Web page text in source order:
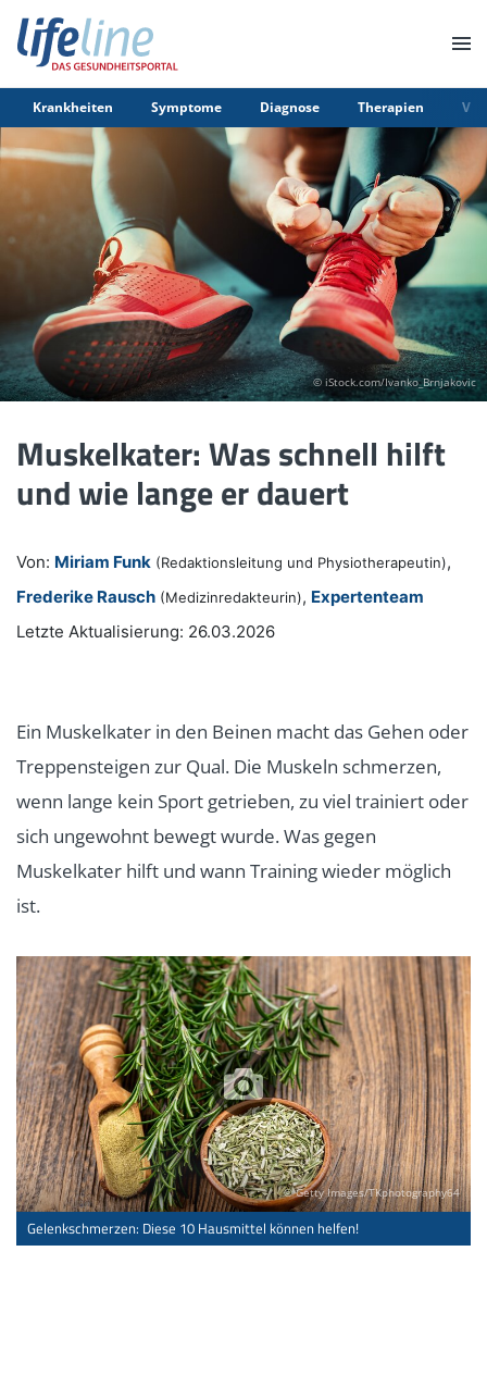
Krankheiten Symptome Diagnose Therapien
© iStock.com/Ivanko_Brnjakovic
Muskelkater: Was schnell hilft
und wie lange er dauert
Von: Miriam Funk (Redaktionsleitung und Physiotherapeutin),
Frederike Rausch (Medizinredakteurin), Expertenteam
Letzte Aktualisierung: 26.03.2026
Ein Muskelkater in den Beinen macht das Gehen oder
Treppensteigen zur Qual. Die Muskeln schmerzen,
wenn lange kein Sport getrieben, zu viel trainiert oder
sich ungewohnt bewegt wurde. Was gegen
Muskelkater hilft und wann Training wieder möglich
ist.
© Getty Images/TKphotography64
Gelenkschmerzen: Diese 10 Hausmittel können helfen!